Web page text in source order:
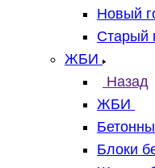
Новый
Старый
ЖБИ
Назад
ЖБИ
Блоки